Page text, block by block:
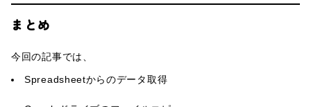
まとめ
今回の記事では、
Spreadsheetからのデータ取得